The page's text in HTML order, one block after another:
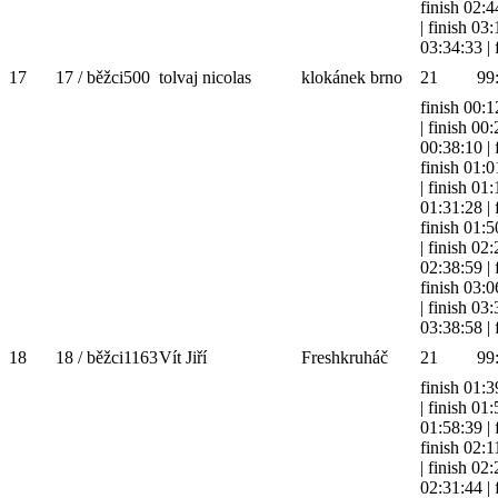
finish
| finish
03:34:33 |
17
17 / běžci500 tolvaj nicolas klokánek brno 21
finish
| finish
00:38:10 |
finish
| finish
01:31:28 |
finish
| finish
02:38:59 |
finish
| finish
03:38:58 |
18
18 / běžci1163Vít Jiří Freshkruháč 21
finish
| finish
01:58:39 |
finish
| finish
02:31:44 |